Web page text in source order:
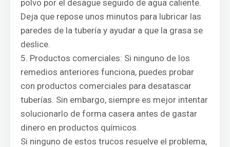
polvo por el desagüe seguido de agua caliente.
Deja que repose unos minutos para lubricar las
paredes de la tubería y ayudar a que la grasa se
deslice.
Productos comerciales: Si ninguno de los
remedios anteriores funciona, puedes probar
con productos comerciales para desatascar
tuberías. Sin embargo, siempre es mejor intentar
solucionarlo de forma casera antes de gastar
dinero en productos químicos.
Si ninguno de estos trucos resuelve el problema,